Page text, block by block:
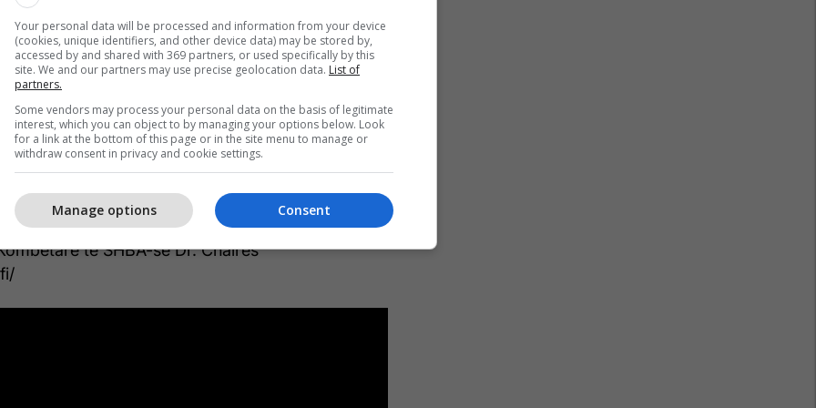
këto shqiptarë që janë në qeverisje të bëjnë
parandalojnë fenomenet natyrore, megjithatë
atmosferik është një çështje shumë e
i PDSH Menduh Thaçi Të gjitha këto Thaçi i
me drejtorin e lartë të çështjeve Evropianë nga
të SHBA-së Dr. Chalres
Your personal data will be processed and information from your device
(cookies, unique identifiers, and other device data) may be stored by,
accessed by and shared with 369 partners, or used specifically by this
site. We and our partners may use precise geolocation data. List of
partners.
Some vendors may process your personal data on the basis of legitimate
interest, which you can object to by managing your options below. Look
for a link at the bottom of this page or in the site menu to manage or
withdraw consent in privacy and cookie settings.
Consent
Manage options